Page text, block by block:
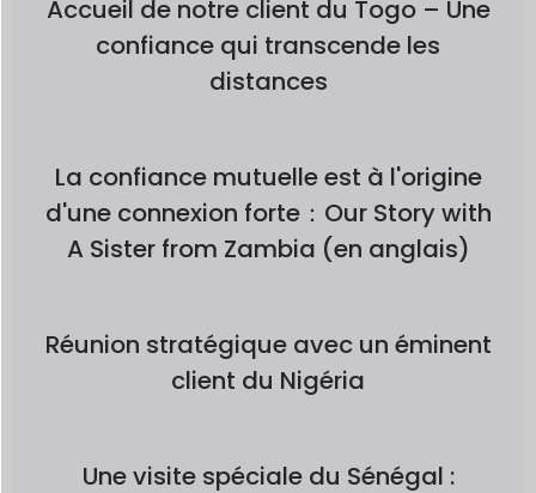
Accueil de notre client du Togo – Une
confiance qui transcende les
distances
La confiance mutuelle est à l'origine
d'une connexion forte：Our Story with
A Sister from Zambia (en anglais)
Réunion stratégique avec un éminent
client du Nigéria
Une visite spéciale du Sénégal :